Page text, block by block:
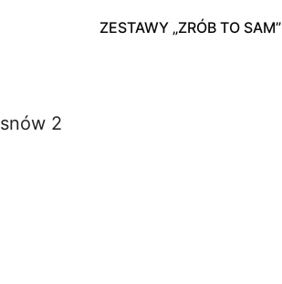
ZESTAWY „ZRÓB TO SAM”
2